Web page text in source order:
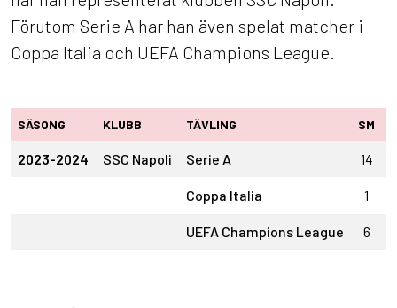
Förutom Serie A har han även spelat matcher i
Coppa Italia och UEFA Champions League.
SÄSONG KLUBB TÄVLING SM
2023-2024 SSC Napoli Serie A 14
Coppa Italia 1
UEFA Champions League 6